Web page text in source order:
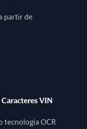
partir de
VIN
tecnologia OCR